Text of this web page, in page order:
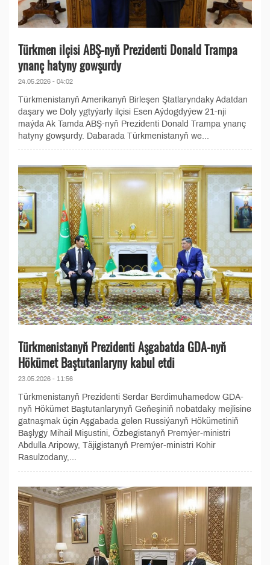
Türkmen ilçisi ABŞ-nyň Prezidenti Donald Trampa
ynanç hatyny gowşurdy
24.05.2026 - 04:02
Türkmenistanyň Amerikanyň Birleşen Ştatlaryndaky Adatdan
daşary we Doly ygtyýarly ilçisi Esen Aýdogdyýew 21-nji
maýda Ak Tamda ABŞ-nyň Prezidenti Donald Trampa ynanç
hatyny gowşurdy. Dabarada Türkmenistanyň we...
Türkmenistanyň Prezidenti Aşgabatda GDA-nyň
Hökümet Baştutanlaryny kabul etdi
23.05.2026 - 11:56
Türkmenistanyň Prezidenti Serdar Berdimuhamedow GDA-
nyň Hökümet Baştutanlarynyň Geňeşiniň nobatdaky mejlisine
gatnaşmak üçin Aşgabada gelen Russiýanyň Hökümetiniň
Başlygy Mihail Mişustini, Özbegistanyň Premýer-ministri
Abdulla Aripowy, Täjigistanyň Premýer-ministri Kohir
Rasulzodany,...